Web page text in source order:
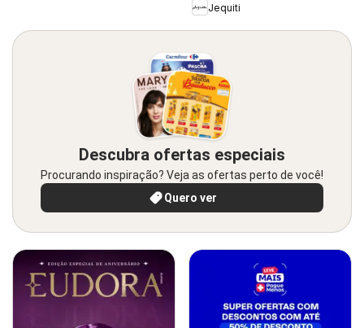
Jequiti
Descubra ofertas especiais
Procurando inspiração? Veja as ofertas perto de você!
Quero ver